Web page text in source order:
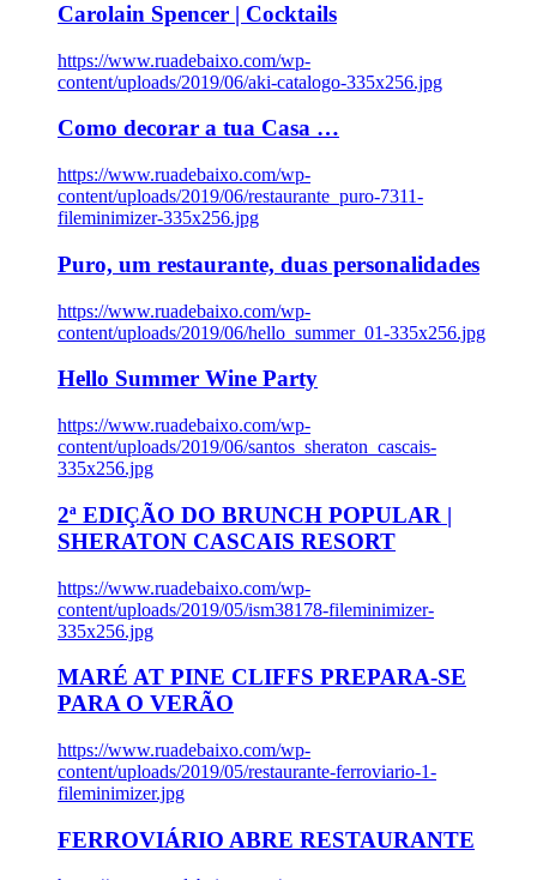
Carolain Spencer | Cocktails
https://www.ruadebaixo.com/wp-
content/uploads/2019/06/aki-catalogo-335x256.jpg
Como decorar a tua Casa …
https://www.ruadebaixo.com/wp-
content/uploads/2019/06/restaurante_puro-7311-
fileminimizer-335x256.jpg
Puro, um restaurante, duas personalidades
https://www.ruadebaixo.com/wp-
content/uploads/2019/06/hello_summer_01-335x256.jpg
Hello Summer Wine Party
https://www.ruadebaixo.com/wp-
content/uploads/2019/06/santos_sheraton_cascais-
335x256.jpg
2ª EDIÇÃO DO BRUNCH POPULAR |
SHERATON CASCAIS RESORT
https://www.ruadebaixo.com/wp-
content/uploads/2019/05/ism38178-fileminimizer-
335x256.jpg
MARÉ AT PINE CLIFFS PREPARA-SE
PARA O VERÃO
https://www.ruadebaixo.com/wp-
content/uploads/2019/05/restaurante-ferroviario-1-
fileminimizer.jpg
FERROVIÁRIO ABRE RESTAURANTE